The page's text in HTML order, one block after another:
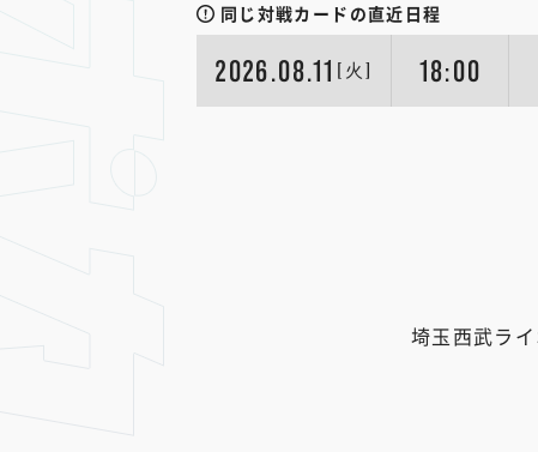
同じ対戦カードの直近日程
2026.08.11 [火] 18:00
埼玉西武ラ